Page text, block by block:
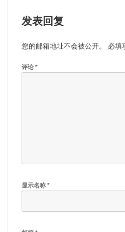
发表回复
您的邮箱地址不会被公开。 必填
评论 *
显示名称 *